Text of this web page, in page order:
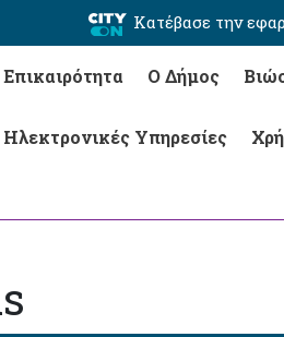
Κατέβασε την
Επικαιρότητα Ο Δήμος
Ηλεκτρονικές Υπηρεσίες